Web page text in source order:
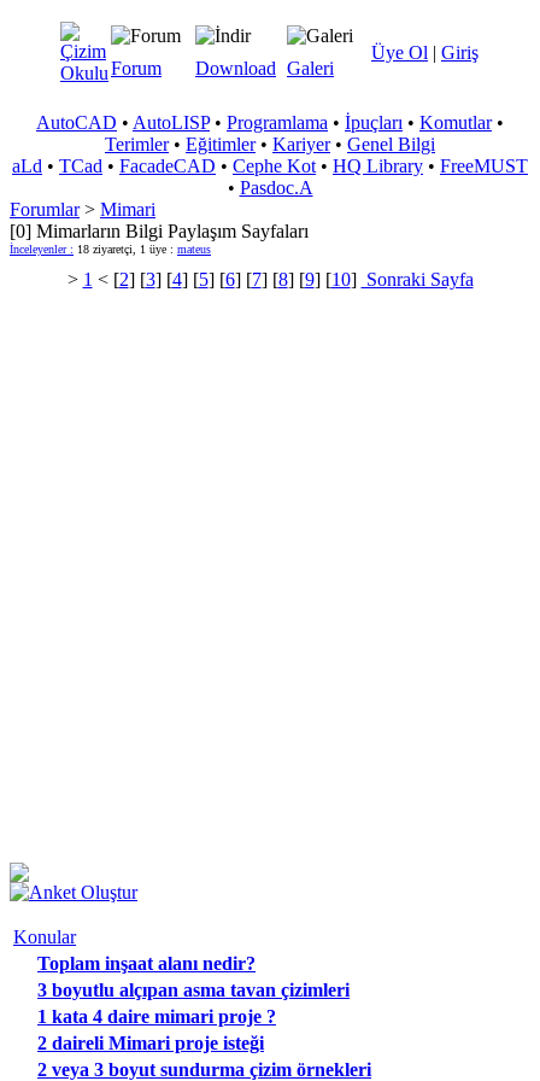
Üye Ol | Giriş
Forum Download Galeri
AutoCAD • AutoLISP• Programlama • İpuçları • Komutlar•
Terimler• Eğitimler• Kariyer• Genel Bilgi
aLd • TCad • FacadeCAD • Cephe Kot • HQ Library • FreeMUST
• Pasdoc.A
Forumlar> Mimari
[0] Mimarların Bilgi Paylaşım Sayfaları
İnceleyenler : 18 ziyaretçi, 1 üye : mateus
> 1 < [2] [3] [4] [5] [6] [7] [8] [9] [10] Sonraki Sayfa
Konular
Toplam inşaat alanı nedir?
3 boyutlu alçıpan asma tavan çizimleri
1 kata 4 daire mimari proje ?
2 daireli Mimari proje isteği
2 veya 3 boyut sundurma çizim örnekleri